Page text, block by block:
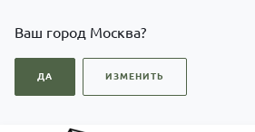
Ваш город Москва?
ДА ИЗМЕНИТЬ